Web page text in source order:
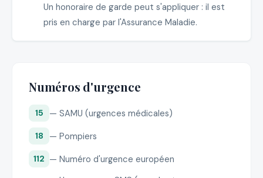
Un honoraire de garde peut s'appliquer : il est
pris en charge par l'Assurance Maladie.
Numéros d'urgence
15 — SAMU (urgences médicales)
18 — Pompiers
112 — Numéro d'urgence européen